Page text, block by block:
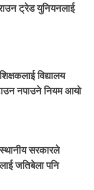
ट्रेड युनियनलाई
विद्यालय
नपाउने नियम आयो
स्थानीय सरकारले
जतिबेला पनि